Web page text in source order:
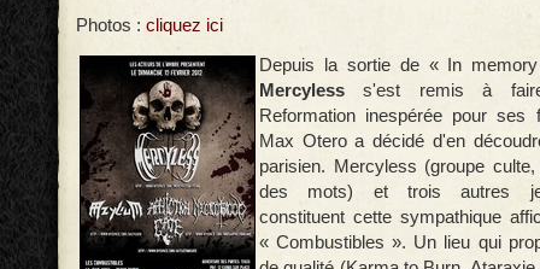
Photos : cliquez ici
Depuis la sortie de « In
Mercyless s'est remis à
Reformation inespérée pour ses
Max Otero a décidé d'en
parisien. Mercyless (groupe
des mots) et trois autres
constituent cette sympathique
« Combustibles ». Un lieu qui